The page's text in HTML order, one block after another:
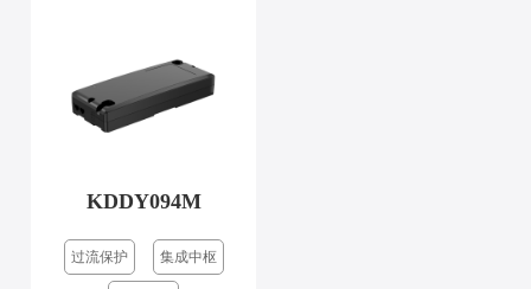
KDDY094M
过流保护 集成中枢